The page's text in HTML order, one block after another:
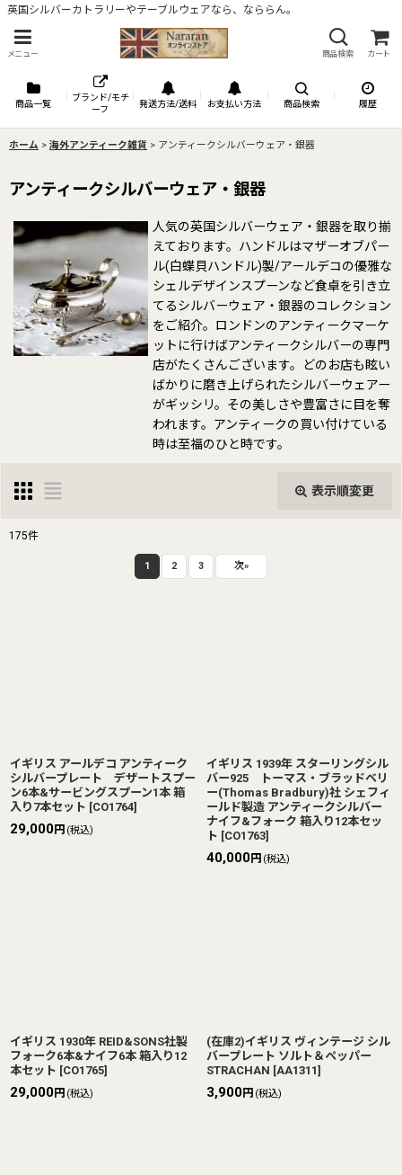
英国シルバーカトラリーやテーブルウェアなら、なららん。
メニュー 商品検索 カート
商品一覧
ブランド/モチ
ーフ
発送方法/送料 お支払い方法 商品検索 履歴
ホーム > 海外アンティーク雑貨 > アンティークシルバーウェア・銀器
アンティークシルバーウェア・銀器
人気の英国シルバーウェア・銀器を取り揃
えております。ハンドルはマザーオブパー
ル(白蝶貝ハンドル)製/アールデコの優雅な
シェルデザインスプーンなど食卓を引き立
てるシルバーウェア・銀器のコレクション
をご紹介。ロンドンのアンティークマーケ
ットに行けばアンティークシルバーの専門
店がたくさんございます。どのお店も眩い
ばかりに磨き上げられたシルバーウェアー
がギッシリ。その美しさや豊富さに目を奪
われます。アンティークの買い付けている
時は至福のひと時です。
表示順変更
175件
1 2 3 次»
イギリス アールデコ アンティーク
シルバープレート デザートスプー
ン6本&サービングスプーン1本 箱
入り7本セット [CO1764]
29,000円 (税込)
イギリス 1939年 スターリングシル
バー925 トーマス・ブラッドベリ
ー(Thomas Bradbury)社 シェフィ
ールド製造 アンティークシルバー
ナイフ&フォーク 箱入り12本セッ
ト [CO1763]
40,000円 (税込)
イギリス 1930年 REID&SONS社製
フォーク6本&ナイフ6本 箱入り12
本セット [CO1765]
29,000円 (税込)
(在庫2)イギリス ヴィンテージ シル
バープレート ソルト＆ペッパー
STRACHAN [AA1311]
3,900円 (税込)